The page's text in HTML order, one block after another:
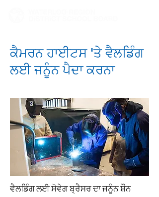
ਕੈਮਰਨ ਹਾਈਟਸ 'ਤੇ ਵੈਲਡਿੰਗ
ਲਈ ਜਨੂੰਨ ਪੈਦਾ ਕਰਨਾ
ਵੈਲਡਿੰਗ ਲਈ ਸੋਵੇਗ ਬ੍ਰੈਸਰ ਦਾ ਜਨੂੰਨ ਸ਼ੌਨ